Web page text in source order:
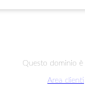
Questo dominio
Area clienti